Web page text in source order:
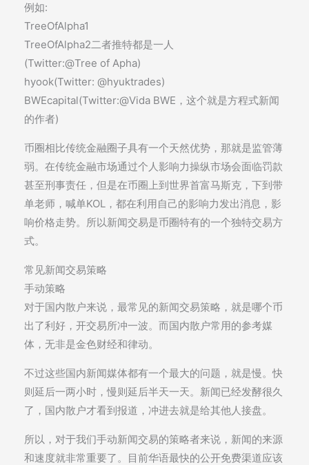
例如:
TreeOfAlpha1
TreeOfAlpha2二者推特都是一人
(Twitter:@Tree of Apha)
hyook(Twitter: @hyuktrades)
BWEcapital(Twitter:@Vida BWE，这个就是方程式新闻
的作者)
币圈相比传统金融圈子具有一个天然优势，那就是监管薄
弱。在传统金融市场通过个人影响力操纵市场会面临罚款
甚至刑事责任，但是在币圈上到世界首富马斯克，下到带
单老师，喊单KOL，都在利用自己的影响力发出消息，影
响价格走势。所以新闻交易是币圈特有的一个独特交易方
式。
常见新闻交易策略
手动策略
对于国内散户来说，最常见的新闻交易策略，就是哪个币
出了利好，开交易所冲一波。而国内散户常用的参考媒
体，无非是金色财经和律动。
不过这些国内新闻媒体都有一个最大的问题，就是慢。快
则延后一两小时，慢则延后半天一天。新闻已经发酵很久
了，国内散户才看到报道，冲进去就是给其他人接盘。
所以，对于我们手动新闻交易的策略者来说，新闻的来源
和速度就非常重要了。目前华语最快的公开免费渠道应该